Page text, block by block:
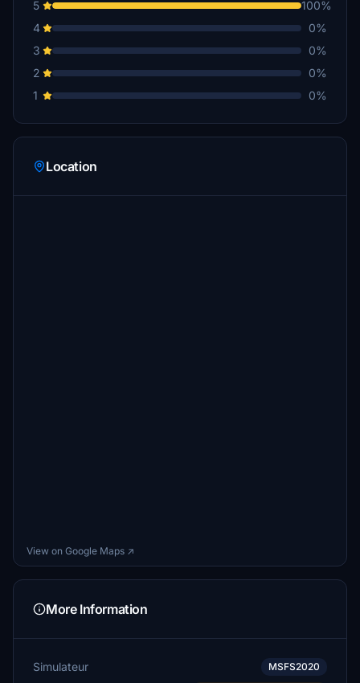
5
100%
4
0%
3
0%
2
0%
1
0%
Location
View on Google Maps ↗
More Information
Simulateur MSFS2020